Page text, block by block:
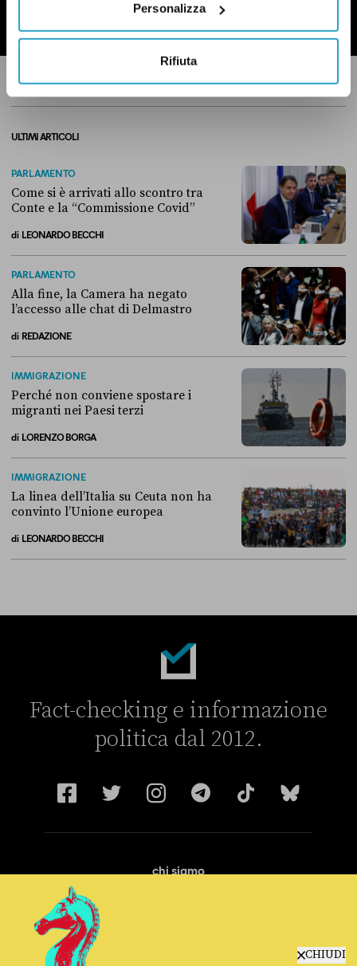
Personalizza
Rifiuta
CHIUDI
ULTIMI ARTICOLI
PARLAMENTO
Come si è arrivati allo scontro tra
Conte e la “Commissione Covid”
di LEONARDO BECCHI
PARLAMENTO
Alla fine, la Camera ha negato
l’accesso alle chat di Delmastro
di REDAZIONE
IMMIGRAZIONE
Perché non conviene spostare i
migranti nei Paesi terzi
di LORENZO BORGA
IMMIGRAZIONE
La linea dell’Italia su Ceuta non ha
convinto l’Unione europea
di LEONARDO BECCHI
Fact-checking e informazione
politica dal 2012.
chi siamo